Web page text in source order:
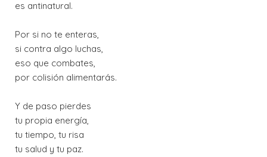
es antinatural.
Por si no te enteras,
si contra algo luchas,
eso que combates,
por colisión alimentarás.
Y de paso pierdes
tu propia energía,
tu tiempo, tu risa
tu salud y tu paz.